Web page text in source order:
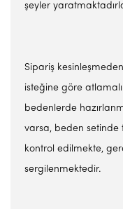
şeyler
Sipariş
isteğine göre
bedenlerde
varsa, beden setinde
kontrol edilmekte,
sergilenmektedir.